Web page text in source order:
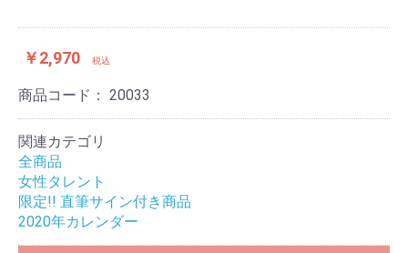
￥2,970 税込
商品コード： 20033
関連カテゴリ
全商品
女性タレント
限定!! 直筆サイン付き商品
2020年カレンダー
お買い物を続ける